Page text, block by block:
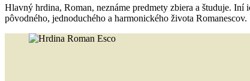
Hlavný hrdina, Roman, neznáme predmety zbiera a študuje.
pôvodného, jednoduchého a harmonického života Romanescov.